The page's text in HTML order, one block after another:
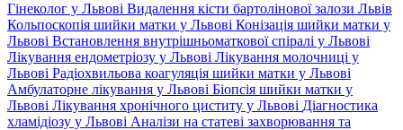
Гінеколог у Львові Видалення кісти бартолінової залози Львів
Кольпоскопія шийки матки у Львові Конізація шийки матки у
Львові Встановлення внутрішньоматкової спіралі у Львові
Лікування ендометріозу у Львові Лікування молочниці у
Львові Радіохвильова коагуляція шийки матки у Львові
Амбулаторне лікування у Львові Біопсія шийки матки у
Львові Лікування хронічного циститу у Львові Діагностика
хламідіозу у Львові Аналізи на статеві захворювання та